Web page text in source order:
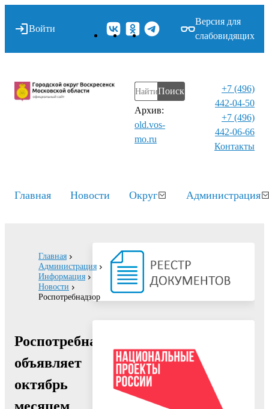
Войти
Версия для
слабовидящих
Поиск
Архив:
old.vos-
mo.ru
+7 (496)
442-04-50
+7 (496)
442-06-66
Контакты⁠
Главная Новости Округ Администрация
Главная
Администрация
Информация
Новости
Роспотребнадзор
Роспотребнадзор
объявляет
октябрь